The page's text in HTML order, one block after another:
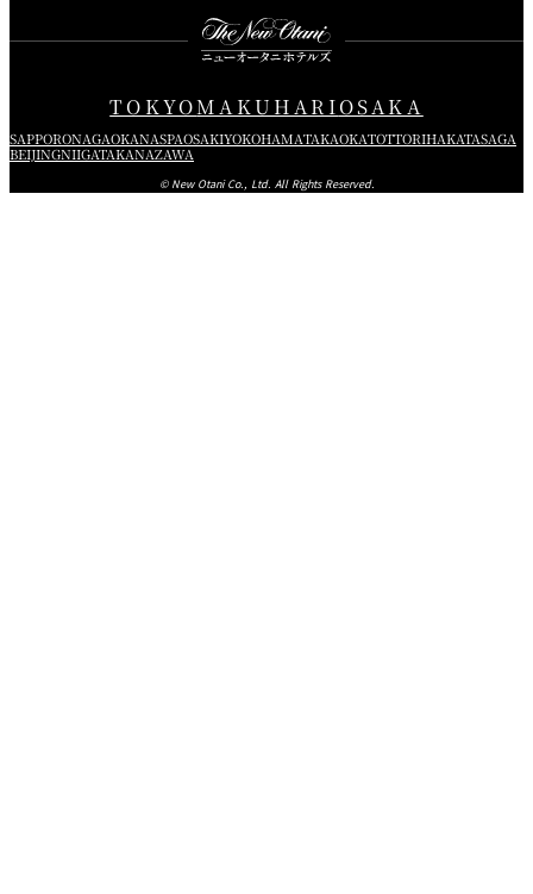
TOKYOMAKUHARIOSAKA
SAPPORONAGAOKANASPAOSAKIYOKOHAMATAKAOKATOTTORIHAKATASAGA
BEIJINGNIIGATAKANAZAWA
© New Otani Co., Ltd. All Rights Reserved.